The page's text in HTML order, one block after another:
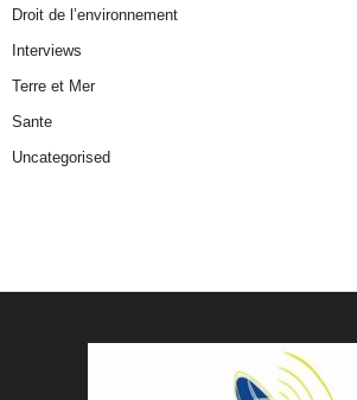
Droit de l’environnement
Interviews
Terre et Mer
Sante
Uncategorised